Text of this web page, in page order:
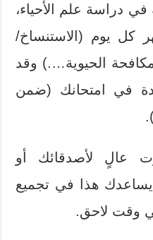
دراسة علم الأحياء،
كل يوم (الاستنساخ/
الحيوية….) وقد
في امتحانك (ضمن
عالٍ لأصدقائك أو
هذا في تجميع
وقت لاحق.